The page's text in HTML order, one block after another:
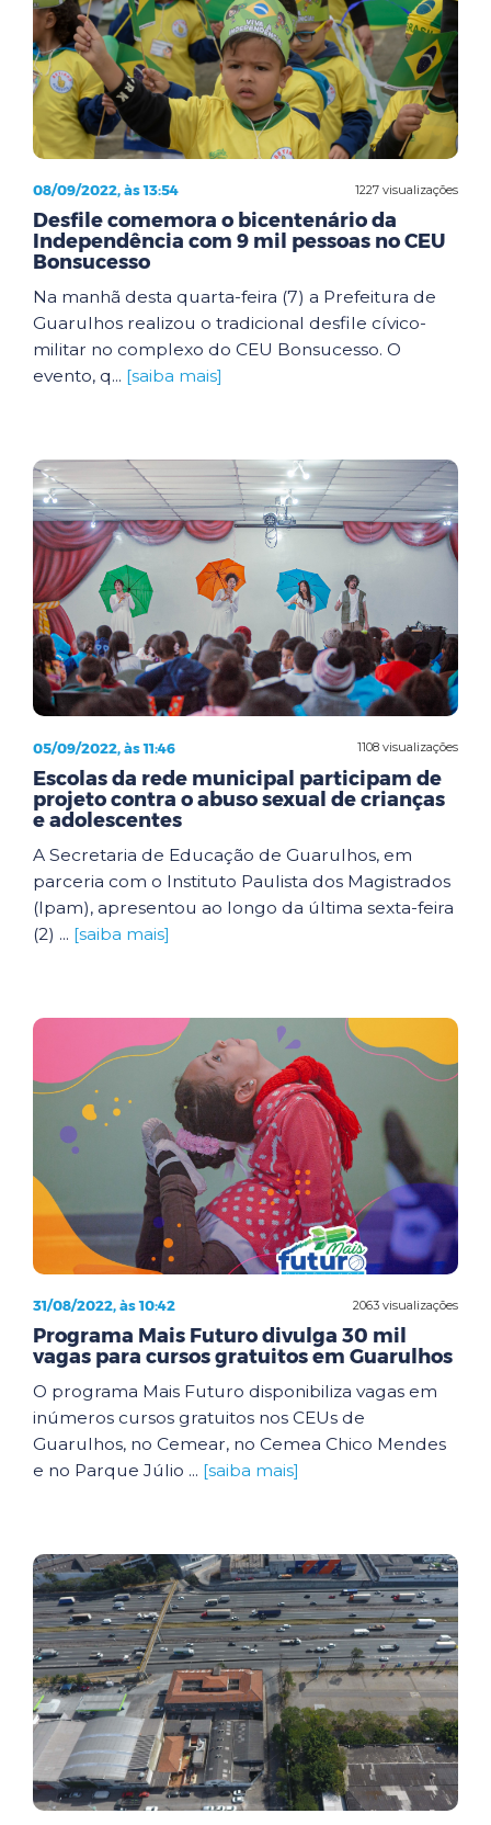
1227 visualizações
08/09/2022, às 13:54
Desfile comemora o bicentenário da
Independência com 9 mil pessoas no CEU
Bonsucesso
Na manhã desta quarta-feira (7) a Prefeitura de
Guarulhos realizou o tradicional desfile cívico-
militar no complexo do CEU Bonsucesso. O
evento, q... [saiba mais]
1108 visualizações
05/09/2022, às 11:46
Escolas da rede municipal participam de
projeto contra o abuso sexual de crianças
e adolescentes
A Secretaria de Educação de Guarulhos, em
parceria com o Instituto Paulista dos Magistrados
(Ipam), apresentou ao longo da última sexta-feira
(2) ... [saiba mais]
2063 visualizações
31/08/2022, às 10:42
Programa Mais Futuro divulga 30 mil
vagas para cursos gratuitos em Guarulhos
O programa Mais Futuro disponibiliza vagas em
inúmeros cursos gratuitos nos CEUs de
Guarulhos, no Cemear, no Cemea Chico Mendes
e no Parque Júlio ... [saiba mais]